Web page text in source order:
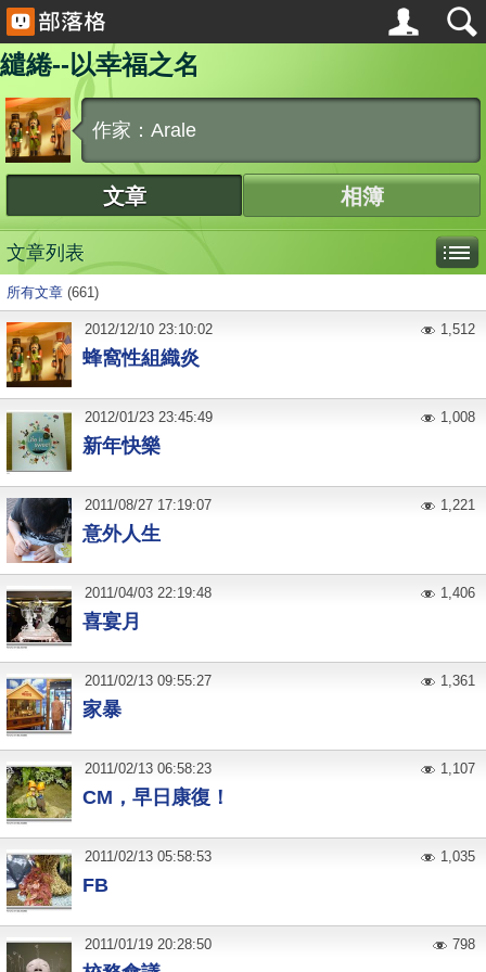
繾綣--以幸福之名
作家：Arale
文章 相簿
文章列表
所有文章 (661)
蜂窩性組織炎
2012/12/10 23:10:02 1,512
新年快樂
2012/01/23 23:45:49 1,008
意外人生
2011/08/27 17:19:07 1,221
喜宴月
2011/04/03 22:19:48 1,406
家暴
2011/02/13 09:55:27 1,361
CM，早日康復！
2011/02/13 06:58:23 1,107
FB
2011/02/13 05:58:53 1,035
2011/01/19 20:28:50 798